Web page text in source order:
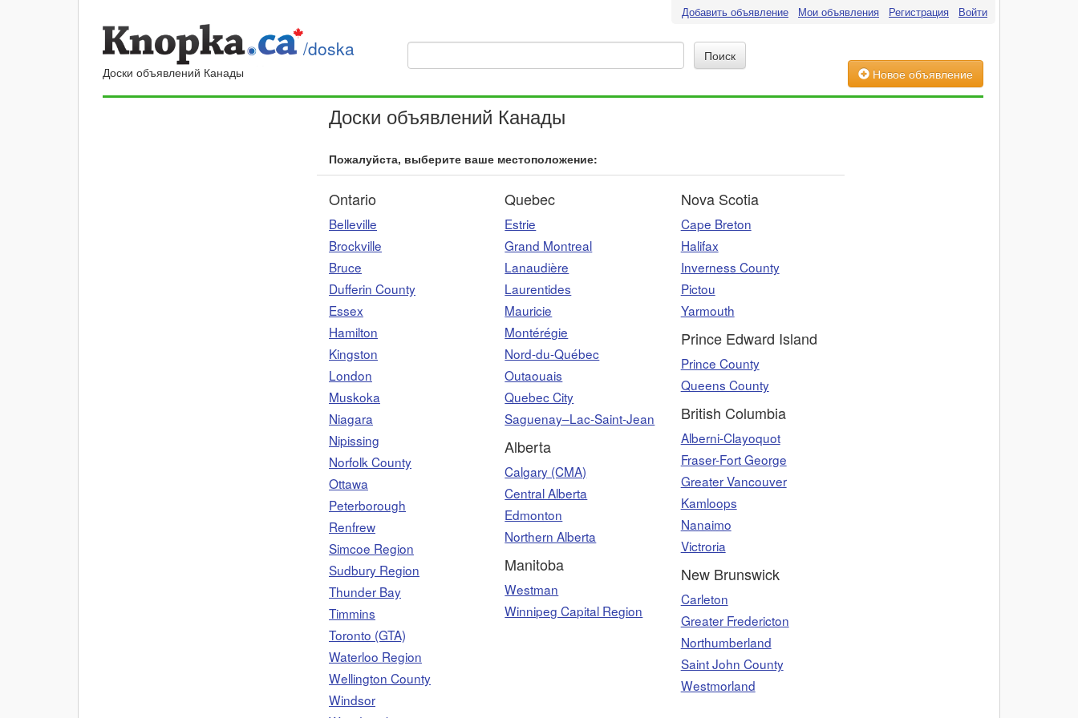
Добавить объявление Мои объявления Регистрация Войти
/doska
Доски объявлений Канады Новое объявление
Доски объявлений Канады
Пожалуйста, выберите ваше местоположение:
Ontario
Belleville
Brockville
Bruce
Dufferin County
Essex
Hamilton
Kingston
London
Muskoka
Niagara
Nipissing
Norfolk County
Ottawa
Peterborough
Renfrew
Simcoe Region
Sudbury Region
Thunder Bay
Timmins
Toronto (GTA)
Waterloo Region
Wellington County
Windsor
Quebec
Estrie
Grand Montreal
Lanaudière
Laurentides
Mauricie
Montérégie
Nord-du-Québec
Outaouais
Quebec City
Saguenay–Lac-Saint-Jean
Alberta
Calgary (CMA)
Central Alberta
Edmonton
Northern Alberta
Manitoba
Westman
Winnipeg Capital Region
Nova Scotia
Cape Breton
Halifax
Inverness County
Pictou
Yarmouth
Prince Edward Island
Prince County
Queens County
British Columbia
Alberni-Clayoquot
Fraser-Fort George
Greater Vancouver
Kamloops
Nanaimo
Victroria
New Brunswick
Carleton
Greater Fredericton
Northumberland
Saint John County
Westmorland